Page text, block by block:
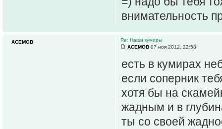
внимательность
Re: Наши кумиры
ACEMOB 07 ноя 2012, 22:58
есть в кумирах
если соперник
хотя бы на
жадным и в
ты со своей
ACEMOB